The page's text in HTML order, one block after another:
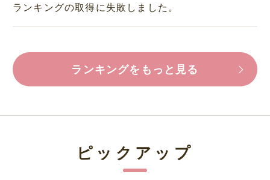
ランキングの取得に失敗しました。
ランキングをもっと見る
ピックアップ